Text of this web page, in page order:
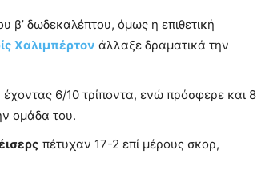
β’ δωδεκαλέπτου, όμως η επιθετική
Χαλιμπέρτον άλλαξε δραματικά την
έχοντας 6/10 τρίποντα, ενώ πρόσφερε και 8
ομάδα του.
πέτυχαν 17-2 επί μέρους σκορ,